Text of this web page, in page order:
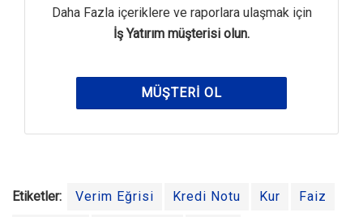
Daha Fazla içeriklere ve raporlara ulaşmak için
İş Yatırım müşterisi olun.
MÜŞTERI OL
Etiketler: Verim Eğrisi Kredi Notu Kur Faiz